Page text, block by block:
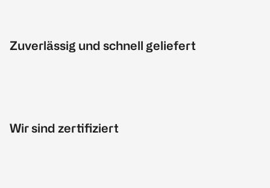
Zuverlässig und schnell geliefert
Wir sind zertifiziert